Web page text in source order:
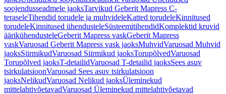
soojendusseadmele jaoksTarvikud Geberit Mapress C-
teraseleTihendid torudele ja muhvideleKatted torudeleKinnitused
torudeleKinnitused ühendusteleSüsteemitihendidKomplektid kruvid
äärikühendusteleGeberit Mapress vaskGeberit Mapress
vaskVaruosad Geberit Mapress vask jaoksMuhvidVaruosad Muhvid
jaoksSiirmikudVaruosad Siirmikud jaoksTorupõlvedVaruosad
Torupõlved jaoksT-detailidVaruosad T-detailid jaoksSees asuv
tsirkulatsioonVaruosad Sees asuv tsirkulatsioon
jaoksNelikudVaruosad Nelikud jaoksÜleminekud
mittelahtivõetavadVaruosad Üleminekud mittelahtivõetavad